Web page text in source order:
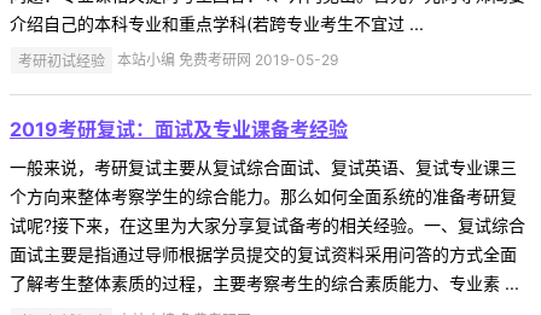
介绍自己的本科专业和重点学科(若跨专业考生不宜过 ...
考研初试经验 本站小编 免费考研网 2019-05-29
2019考研复试：面试及专业课备考经验
一般来说，考研复试主要从复试综合面试、复试英语、复试专业课三
个方向来整体考察学生的综合能力。那么如何全面系统的准备考研复
试呢?接下来，在这里为大家分享复试备考的相关经验。一、复试综合
面试主要是指通过导师根据学员提交的复试资料采用问答的方式全面
了解考生整体素质的过程，主要考察考生的综合素质能力、专业素 ...